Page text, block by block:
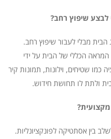
שיפוץ רחב?
הבית מבלי לעבור שיפוץ רחב.
המראה הכללי של הבית על ידי
כמו שטיחים, וילונות, תמונות קיר
ולתת לו תחושת חידוש.
בין אסתטיקה לפונקציונליות.